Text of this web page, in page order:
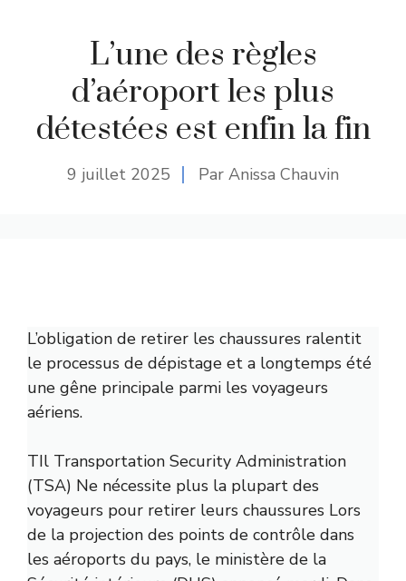
L’une des règles
d’aéroport les plus
détestées est enfin la fin
9 juillet 2025 Par Anissa Chauvin
L’obligation de retirer les chaussures ralentit
le processus de dépistage et a longtemps été
une gêne principale parmi les voyageurs
aériens.
TIl Transportation Security Administration
(TSA) Ne nécessite plus la plupart des
voyageurs pour retirer leurs chaussures Lors
de la projection des points de contrôle dans
les aéroports du pays, le ministère de la